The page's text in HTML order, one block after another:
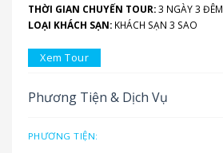
THỜI GIAN CHUYẾN TOUR:3 NGÀY 3 ĐÊM
LOẠI KHÁCH SẠN: KHÁCH SẠN 3 SAO
Xem Tour
Phương Tiện & Dịch Vụ
PHƯƠNG TIỆN: